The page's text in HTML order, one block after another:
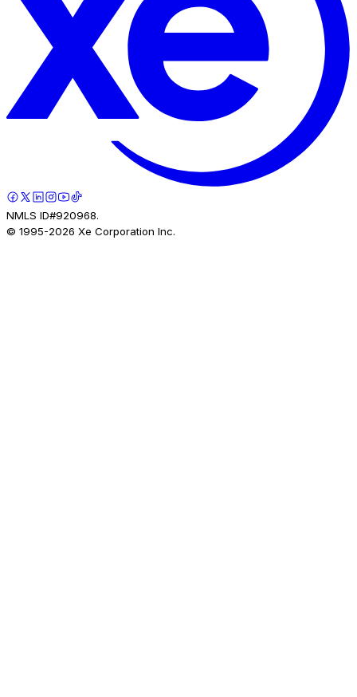
NMLS ID#920968.
© 1995-2026 Xe Corporation Inc.